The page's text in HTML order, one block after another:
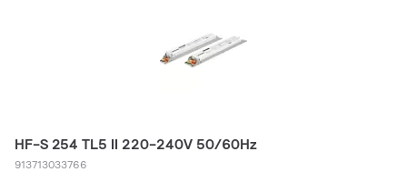
HF-S 254 TL5 II 220-240V 50/60Hz
913713033766